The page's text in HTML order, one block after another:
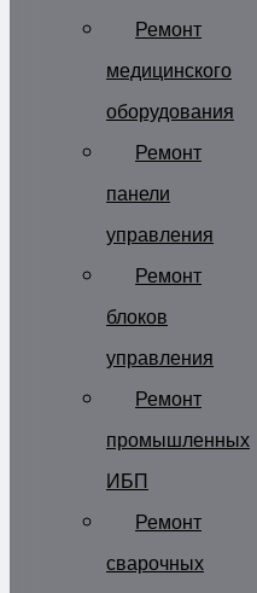
Ремонт
медицинского
оборудования
Ремонт
панели
управления
Ремонт
блоков
управления
Ремонт
промышленных
ИБП
Ремонт
сварочных